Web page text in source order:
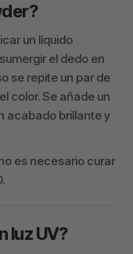
un líquido
el dedo en
se repite un par de
color. Se añade un
acabado brillante y
es necesario curar
luz UV?